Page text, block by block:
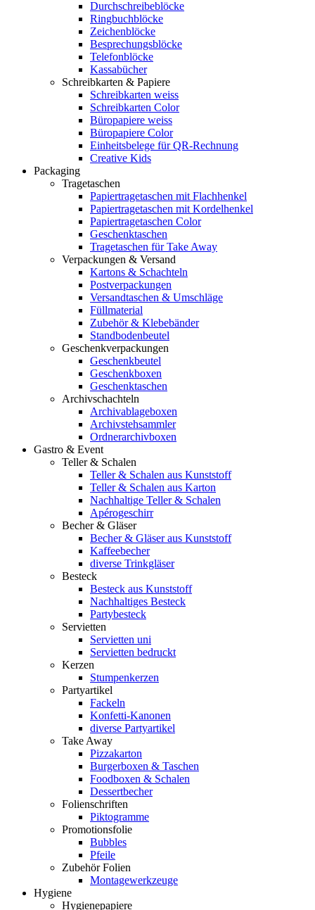
Durchschreibeblöcke
Ringbuchblöcke
Zeichenblöcke
Besprechungsblöcke
Telefonblöcke
Kassabücher
Schreibkarten & Papiere
Schreibkarten weiss
Schreibkarten Color
Büropapiere weiss
Büropapiere Color
Einheitsbelege für QR-Rechnung
Creative Kids
Packaging
Tragetaschen
Papiertragetaschen mit Flachhenkel
Papiertragetaschen mit Kordelhenkel
Papiertragetaschen Color
Geschenktaschen
Tragetaschen für Take Away
Verpackungen & Versand
Kartons & Schachteln
Postverpackungen
Versandtaschen & Umschläge
Füllmaterial
Zubehör & Klebebänder
Standbodenbeutel
Geschenkverpackungen
Geschenkbeutel
Geschenkboxen
Geschenktaschen
Archivschachteln
Archivablageboxen
Archivstehsammler
Ordnerarchivboxen
Gastro & Event
Teller & Schalen
Teller & Schalen aus Kunststoff
Teller & Schalen aus Karton
Nachhaltige Teller & Schalen
Apérogeschirr
Becher & Gläser
Becher & Gläser aus Kunststoff
Kaffeebecher
diverse Trinkgläser
Besteck
Besteck aus Kunststoff
Nachhaltiges Besteck
Partybesteck
Servietten
Servietten uni
Servietten bedruckt
Kerzen
Stumpenkerzen
Partyartikel
Fackeln
Konfetti-Kanonen
diverse Partyartikel
Take Away
Pizzakarton
Burgerboxen & Taschen
Foodboxen & Schalen
Dessertbecher
Folienschriften
Piktogramme
Promotionsfolie
Bubbles
Pfeile
Zubehör Folien
Montagewerkzeuge
Hygiene
Hygienepapiere